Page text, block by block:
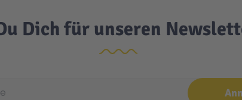
Dich für unseren